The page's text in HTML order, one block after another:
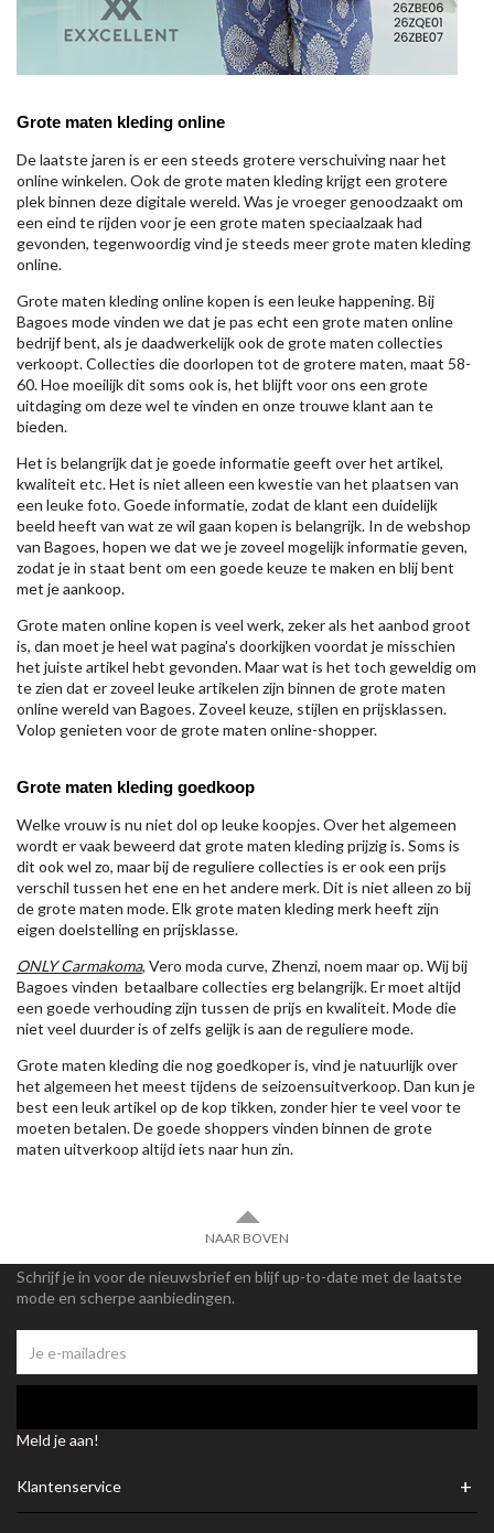
Grote maten kleding online
De laatste jaren is er een steeds grotere verschuiving naar het
online winkelen. Ook de grote maten kleding krijgt een grotere
plek binnen deze digitale wereld. Was je vroeger genoodzaakt om
een eind te rijden voor je een grote maten speciaalzaak had
gevonden, tegenwoordig vind je steeds meer grote maten kleding
online.
Grote maten kleding online kopen is een leuke happening. Bij
Bagoes mode vinden we dat je pas echt een grote maten online
bedrijf bent, als je daadwerkelijk ook de grote maten collecties
verkoopt. Collecties die doorlopen tot de grotere maten, maat 58-
60. Hoe moeilijk dit soms ook is, het blijft voor ons een grote
uitdaging om deze wel te vinden en onze trouwe klant aan te
bieden.
Het is belangrijk dat je goede informatie geeft over het artikel,
kwaliteit etc. Het is niet alleen een kwestie van het plaatsen van
een leuke foto. Goede informatie, zodat de klant een duidelijk
beeld heeft van wat ze wil gaan kopen is belangrijk. In de webshop
van Bagoes, hopen we dat we je zoveel mogelijk informatie geven,
zodat je in staat bent om een goede keuze te maken en blij bent
met je aankoop.
Grote maten online kopen is veel werk, zeker als het aanbod groot
is, dan moet je heel wat pagina's doorkijken voordat je misschien
het juiste artikel hebt gevonden. Maar wat is het toch geweldig om
te zien dat er zoveel leuke artikelen zijn binnen de grote maten
online wereld van Bagoes. Zoveel keuze, stijlen en prijsklassen.
Volop genieten voor de grote maten online-shopper.
Grote maten kleding goedkoop
Welke vrouw is nu niet dol op leuke koopjes. Over het algemeen
wordt er vaak beweerd dat grote maten kleding prijzig is. Soms is
dit ook wel zo, maar bij de reguliere collecties is er ook een prijs
verschil tussen het ene en het andere merk. Dit is niet alleen zo bij
de grote maten mode. Elk grote maten kleding merk heeft zijn
eigen doelstelling en prijsklasse.
ONLY Carmakoma, Vero moda curve, Zhenzi, noem maar op. Wij bij
Bagoes vinden betaalbare collecties erg belangrijk. Er moet altijd
een goede verhouding zijn tussen de prijs en kwaliteit. Mode die
niet veel duurder is of zelfs gelijk is aan de reguliere mode.
Grote maten kleding die nog goedkoper is, vind je natuurlijk over
het algemeen het meest tijdens de seizoensuitverkoop. Dan kun je
best een leuk artikel op de kop tikken, zonder hier te veel voor te
moeten betalen. De goede shoppers vinden binnen de grote
maten uitverkoop altijd iets naar hun zin.
NAAR BOVEN
Schrijf je in voor de nieuwsbrief en blijf up-to-date met de laatste
mode en scherpe aanbiedingen.
Meld je aan!
Klantenservice +